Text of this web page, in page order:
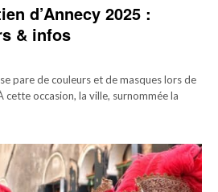
d’Annecy 2025 :
& infos
pare de couleurs et de masques lors de
cette occasion, la ville, surnommée la